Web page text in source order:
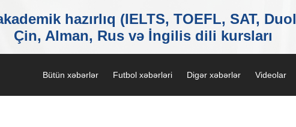
Bütün xəbərlər Futbol xəbərləri Digər xəbərlər Videolar